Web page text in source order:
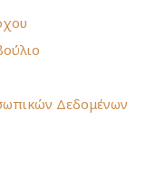
Δεδομένων